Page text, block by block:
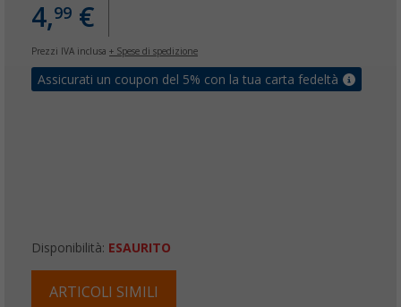
4,99 €
Prezzi IVA inclusa + Spese di spedizione
Assicurati un coupon del 5% con la tua carta fedeltà
Disponibilità: ESAURITO
ARTICOLI SIMILI